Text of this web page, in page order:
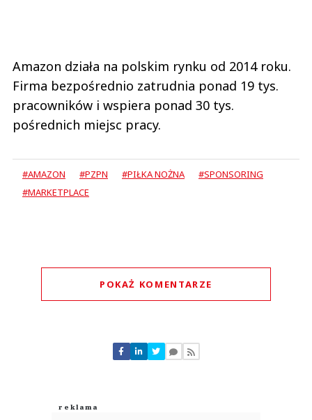
Amazon działa na polskim rynku od 2014 roku.
Firma bezpośrednio zatrudnia ponad 19 tys.
pracowników i wspiera ponad 30 tys.
pośrednich miejsc pracy.
#AMAZON #PZPN #PIŁKA NOŻNA
#SPONSORING
#MARKETPLACE
POKAŻ KOMENTARZE
Nie znaleziono komentarzy
Zostaw swoje komentarze